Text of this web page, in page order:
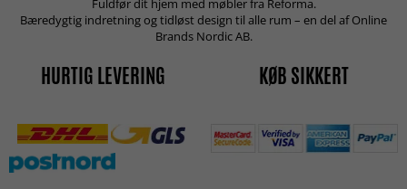
Fuldfør dit hjem med møbler fra Reforma.
Bæredygtig indretning og tidløst design til alle rum – en del af Online
Brands Nordic AB.
HURTIG LEVERING KØB SIKKERT